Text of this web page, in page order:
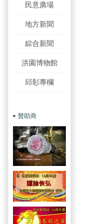
民意廣場
地方新聞
綜合新聞
洪園博物館
邱彰專欄
贊助商